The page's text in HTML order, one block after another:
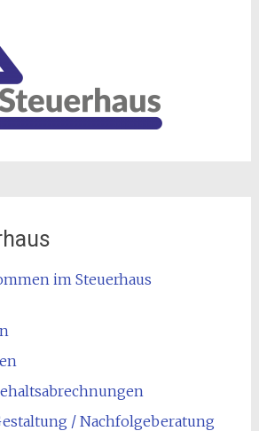
im Steuerhaus
/ Nachfolgeberatung